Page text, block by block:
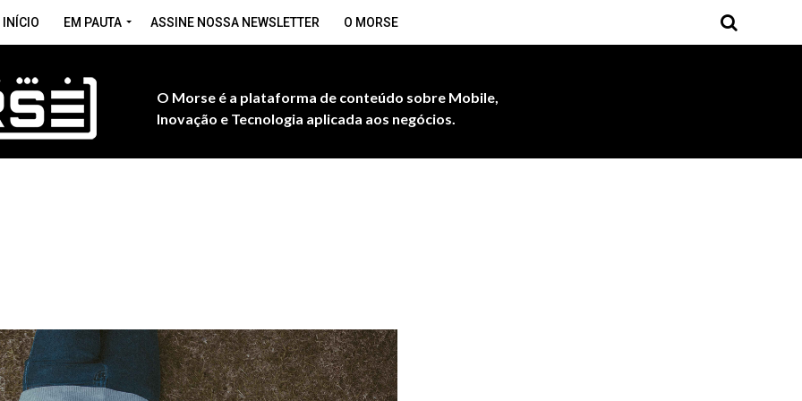
INÍCIO EM PAUTA ASSINE NOSSA NEWSLETTER O MORSE
O Morse é a plataforma de conteúdo sobre Mobile,
Inovação e Tecnologia aplicada aos negócios.